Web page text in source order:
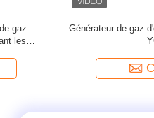
de
usines
Utilisation des gaz
50HZ/60HZ